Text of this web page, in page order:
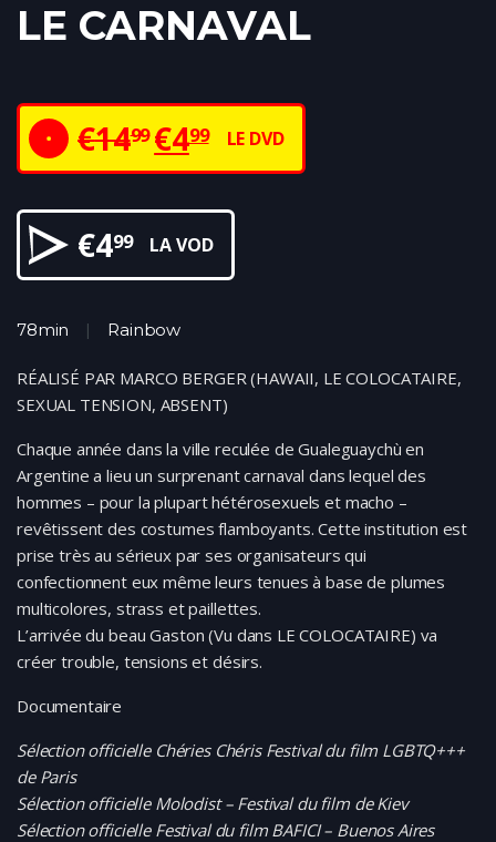
LE CARNAVAL
€1499 €499 LE DVD
€499 LA VOD
78min Rainbow
RÉALISÉ PAR MARCO BERGER (HAWAII, LE COLOCATAIRE,
SEXUAL TENSION, ABSENT)
Chaque année dans la ville reculée de Gualeguaychù en
Argentine a lieu un surprenant carnaval dans lequel des
hommes – pour la plupart hétérosexuels et macho –
revêtissent des costumes flamboyants. Cette institution est
prise très au sérieux par ses organisateurs qui
confectionnent eux même leurs tenues à base de plumes
multicolores, strass et paillettes.
L’arrivée du beau Gaston (Vu dans LE COLOCATAIRE) va
créer trouble, tensions et désirs.
Documentaire
Sélection officielle Chéries Chéris Festival du film LGBTQ+++
de Paris
Sélection officielle Molodist – Festival du film de Kiev
Sélection officielle Festival du film BAFICI – Buenos Aires